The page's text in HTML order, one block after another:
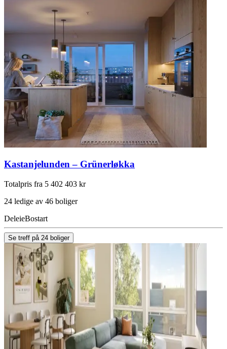
Kastanjelunden – Grünerløkka
Totalpris fra 5 402 403 kr
24 ledige av 46 boliger
DeleieBostart
Se treff på 24 boliger